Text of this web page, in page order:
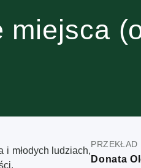
i młodych ludziach,
przekład
Donata